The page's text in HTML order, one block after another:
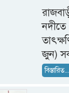
নদীতে
জুন)
বিস্তারিত...